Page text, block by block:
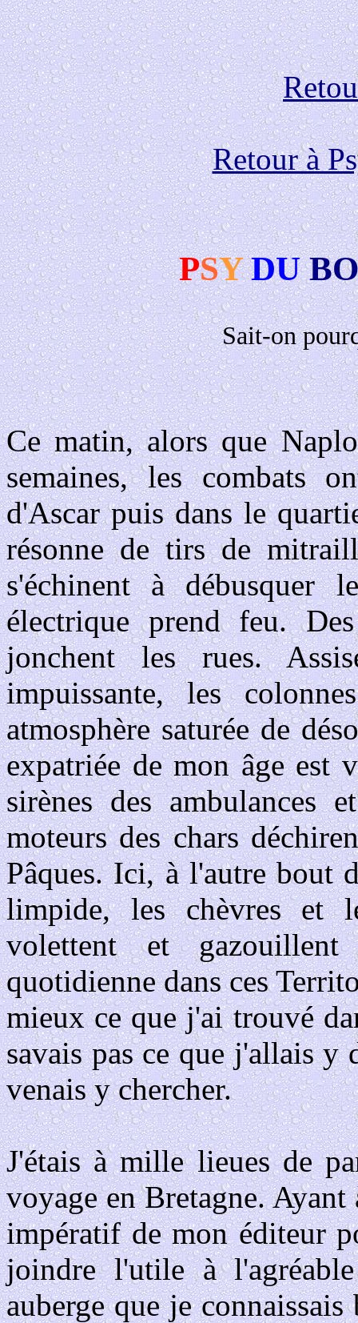
Retour à
PSY DU
Sait-on
Ce matin, alors que
semaines, les combats
d'Ascar puis dans le
résonne de tirs de
s'échinent à débusquer
électrique prend feu.
jonchent les rues.
impuissante, les
atmosphère saturée de
expatriée de mon âge est
sirènes des ambulances
moteurs des chars
Pâques. Ici, à l'autre bout
limpide, les chèvres et
volettent et
quotidienne dans ces
mieux ce que j'ai trouvé
savais pas ce que j'allais y
venais y chercher.
J'étais à mille lieues de
voyage en Bretagne.
impératif de mon éditeur
joindre l'utile à
auberge que je